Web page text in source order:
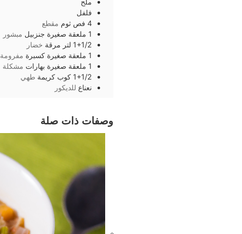
فلفل
4 فص ثوم مقطع
1 ملعقة صغيرة جنزبيل مبشور
1+1/2 لتر مرقة خضار
1 ملعقة صغيرة كسبرة مفرومة
1 ملعقة صغيرة بهارات مشكلة
1+1/2 كوب كريمة طهي
نعناع للديكور
وصفات ذات صلة